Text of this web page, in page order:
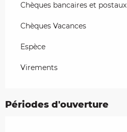
Chèques bancaires et postaux
Chèques Vacances
Espèce
Virements
Périodes d'ouverture